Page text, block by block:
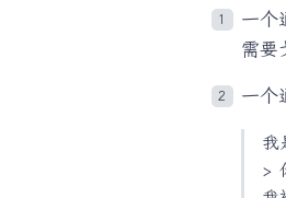
一个
需要
一个
我
>